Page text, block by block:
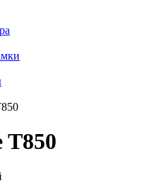
T850